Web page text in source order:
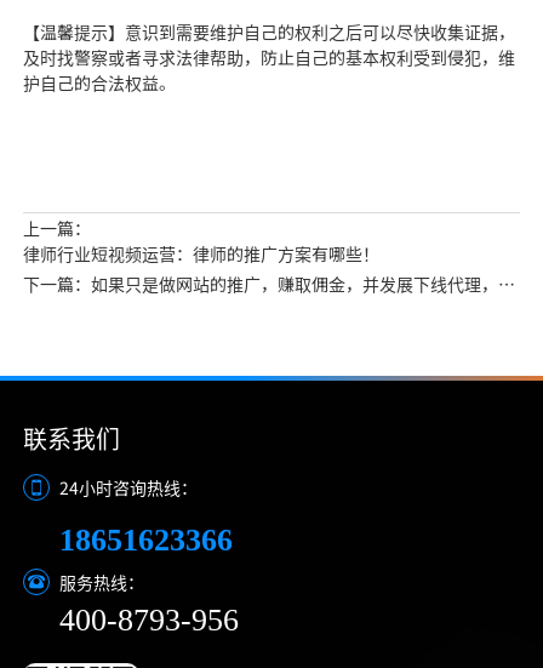
【温馨提示】意识到需要维护自己的权利之后可以尽快收集证据，
及时找警察或者寻求法律帮助，防止自己的基本权利受到侵犯，维
护自己的合法权益。
上一篇：
律师行业短视频运营：律师的推广方案有哪些！
下一篇：如果只是做网站的推广，赚取佣金，并发展下线代理，但
联系我们
24小时咨询热线：
18651623366
服务热线：
400-8793-956